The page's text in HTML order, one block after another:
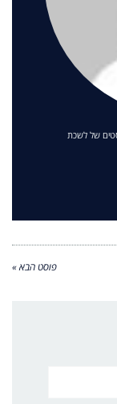
של לשכת
פוסט הבא »